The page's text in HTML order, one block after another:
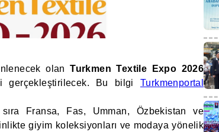
olanTurkmen Textile Expo 2026
gerçekleştirilecek. Bu bilgi Turkmenportal
sıra Fransa, Fas, Umman, Özbekistan ve
giyim koleksiyonları ve modaya yönelik